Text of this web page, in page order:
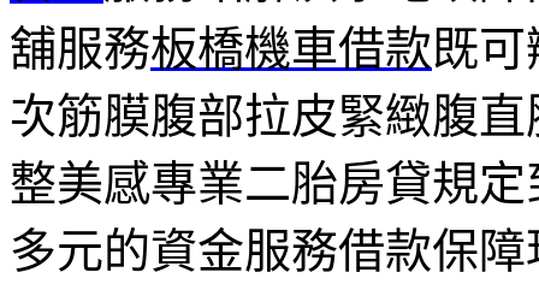
舖服務板橋機車借款既
次筋膜腹部拉皮緊緻腹直
整美感專業二胎房貸規
多元的資金服務借款保